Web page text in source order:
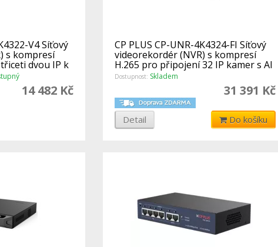
V4 Síťový
s kompresí
dvou IP k
14 482 Kč
CP PLUS CP-UNR-4K4324-FI Síťový
videorekordér (NVR) s kompresí
H.265 pro připojení 32 IP kamer s AI
Dostupnost: Skladem
31 391 Kč
Detail Do košíku